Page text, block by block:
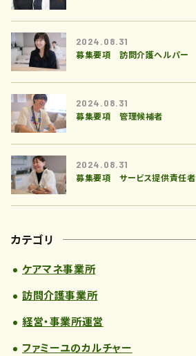
2024.08.31
募集要項 訪問介護ヘルパー
2024.08.31
募集要項 管理候補者
2024.08.31
募集要項 サービス提供責任者
カテゴリ
ケアマネ事業所
訪問介護事業所
経営・事業所運営
ファミーユのカルチャー